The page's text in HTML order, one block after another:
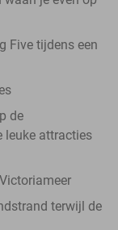
Five tijdens een
de
leuke attracties
terwijl de